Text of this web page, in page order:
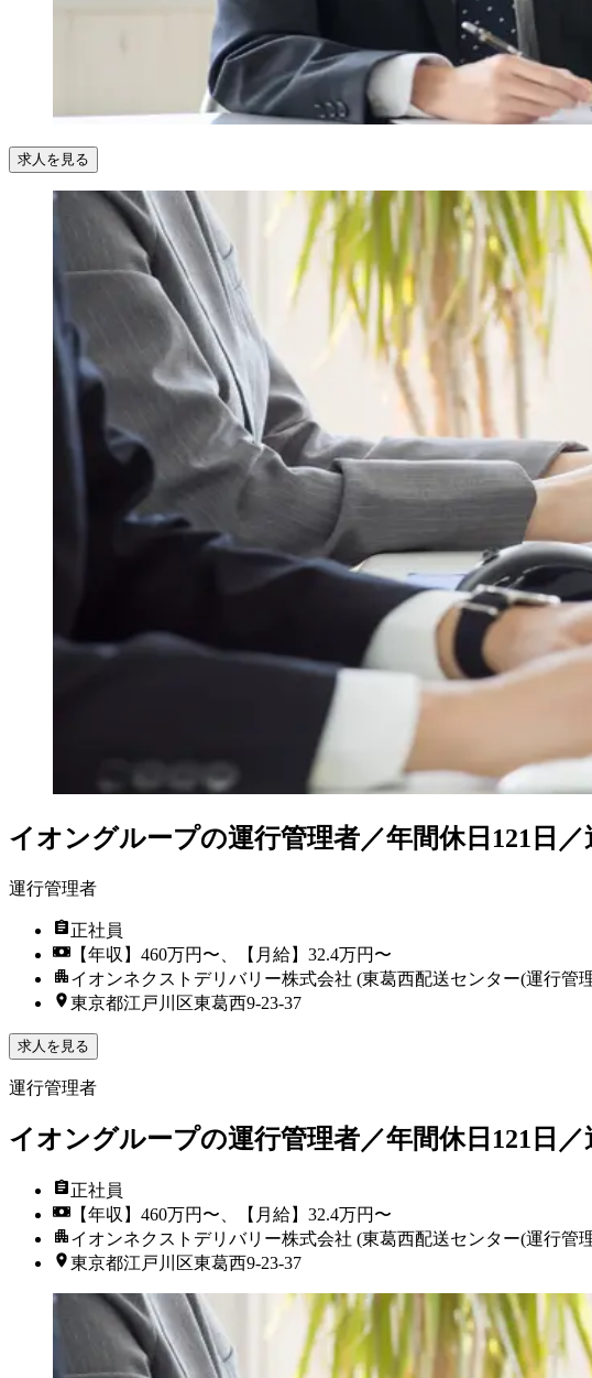
求人を見る
イオングループの運行管理者／年間休日121日
運行管理者
正社員
【年収】460万円〜、【月給】32.4万円〜
イオンネクストデリバリー株式会社 (東葛西配送センター(運行管
東京都江戸川区東葛西9-23-37
求人を見る
運行管理者
イオングループの運行管理者／年間休日121日
正社員
【年収】460万円〜、【月給】32.4万円〜
イオンネクストデリバリー株式会社 (東葛西配送センター(運行管
東京都江戸川区東葛西9-23-37